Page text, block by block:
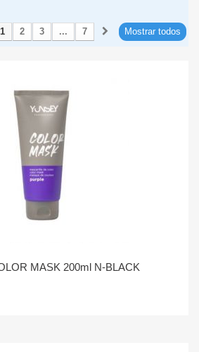
Mostrar todos
1 2 3 ... 7
MASK 200ml N-BLACK